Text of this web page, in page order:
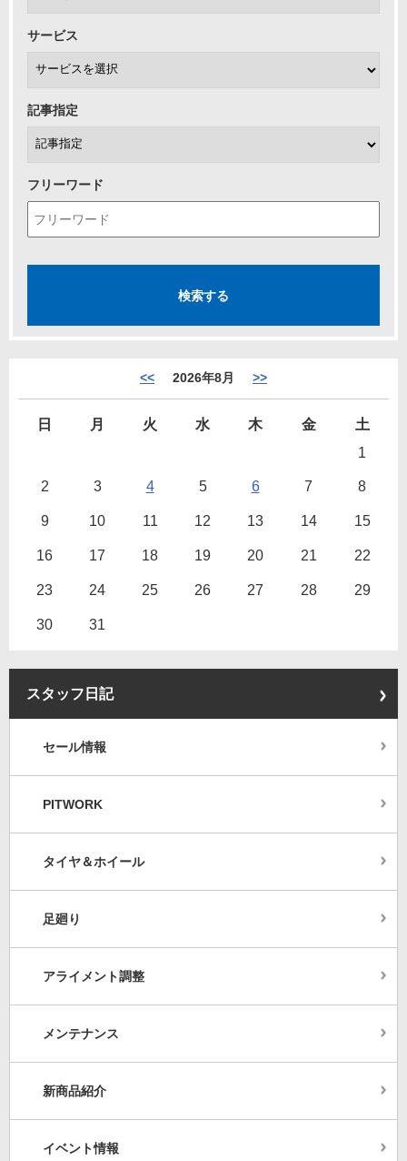
サービス
記事指定
フリーワード
<< 2026年8月 >>
日 月 火 水 木 金
土
1
2 3 4 5 6 7 8
9 10 11 12 13 14 15
16 17 18 19 20 21 22
23 24 25 26 27 28 29
30 31
スタッフ日記
セール情報
PITWORK
タイヤ＆ホイール
足廻り
アライメント調整
メンテナンス
新商品紹介
イベント情報